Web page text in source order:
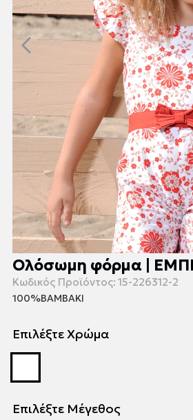
Ολόσωμη φόρμα |
Κωδικός Προϊόντος: 15-226312-2
100%ΒΑΜΒΑΚΙ
Επιλέξτε Χρώμα
Επιλέξτε Μέγεθος